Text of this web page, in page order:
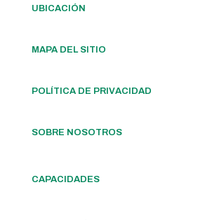
UBICACIÓN
MAPA DEL SITIO
POLÍTICA DE PRIVACIDAD
SOBRE NOSOTROS
CAPACIDADES